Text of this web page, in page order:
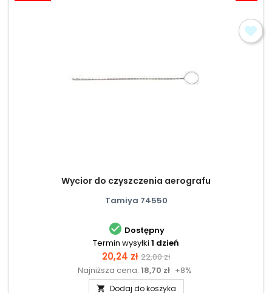
Wycior do czyszczenia aerografu
Tamiya 74550
 Dostępny
Termin wysyłki 1 dzień
Cena
20,24 zł Cena
podstawowa
22,00 zł
Najniższa cena: 18,70 zł +8%
 Dodaj do koszyka